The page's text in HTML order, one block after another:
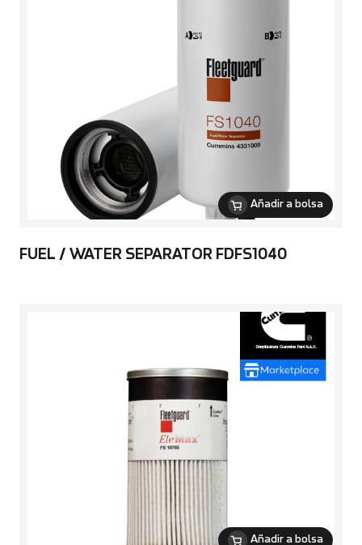
Añadir a bolsa
FUEL / WATER SEPARATOR FDFS1040
Añadir a bolsa